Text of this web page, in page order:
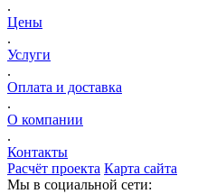
.
Цены
.
Услуги
.
Оплата и доставка
.
О компании
.
Контакты
Расчёт проекта Карта сайта
Мы в социальной сети: